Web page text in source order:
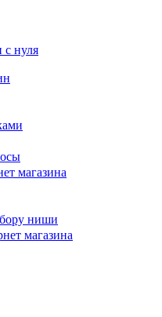
магазина
ниши
магазина